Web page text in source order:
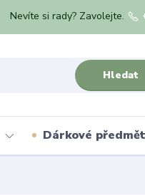
Hledat
Nevíte si rady? Zavolejte.
Dárkové